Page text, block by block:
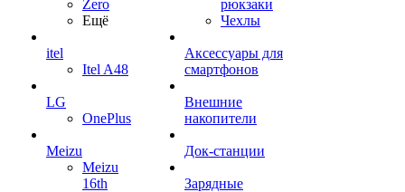
Zero
Ещё
itel
Itel A48
LG
OnePlus
Meizu
Meizu
16th
рюкзаки
Чехлы
Аксессуары для
смартфонов
Внешние
накопители
Док-станции
Зарядные